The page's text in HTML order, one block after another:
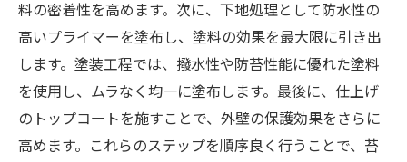
外壁塗装による苔対策の役割とその利点
外壁塗装の苔防止効果で住宅を守る
耐久性向上を目指した苔防止塗装の選び方
苔防止が住宅の長寿命化に寄与する理由
料の密着性を高めます。次に、下地処理として防水性の
高いプライマーを塗布し、塗料の効果を最大限に引き出
します。塗装工程では、撥水性や防苔性能に優れた塗料
を使用し、ムラなく均一に塗布します。最後に、仕上げ
のトップコートを施すことで、外壁の保護効果をさらに
高めます。これらのステップを順序良く行うことで、苔